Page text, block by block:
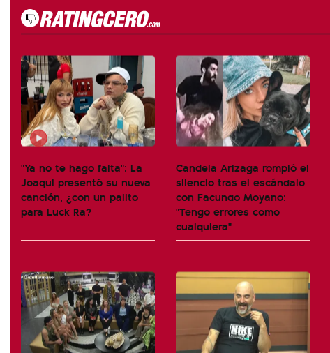
"Ya no te hago falta": La
Joaqui presentó su nueva
canción, ¿con un palito
para Luck Ra?
Candela Arizaga rompió el
silencio tras el escándalo
con Facundo Moyano:
"Tengo errores como
cualquiera"